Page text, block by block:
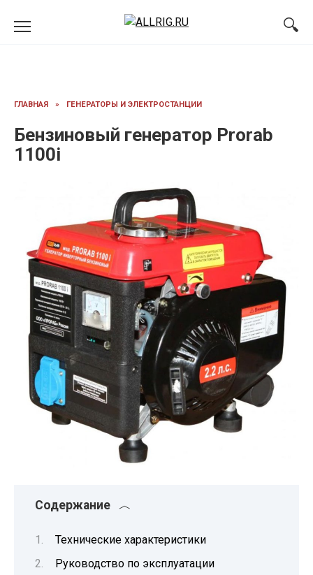
ГЛАВНАЯ » ГЕНЕРАТОРЫ И ЭЛЕКТРОСТАНЦИИ
Бензиновый генератор Prorab
1100i
Содержание
Технические характеристики
Руководство по эксплуатации